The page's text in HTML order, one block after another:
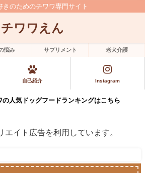
きのためのチワワ専門サイト
チワワえん
悩み サプリメント 老犬介護
自己紹介 Instagram
の人気ドッグフードランキングはこちら
イト広告を利用しています。